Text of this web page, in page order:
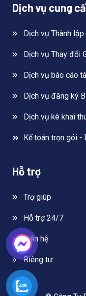
Dịch vụ cung
Dịch vụ Thành
Dịch vụ Thay đổi
Dịch vụ báo cáo
Dịch vụ đăng ký
Dịch vụ kê khai
Kế toán trọn gói -
Hỗ trợ
Trợ giúp
Hỗ trợ 24/7
Liên hệ
Riêng tư